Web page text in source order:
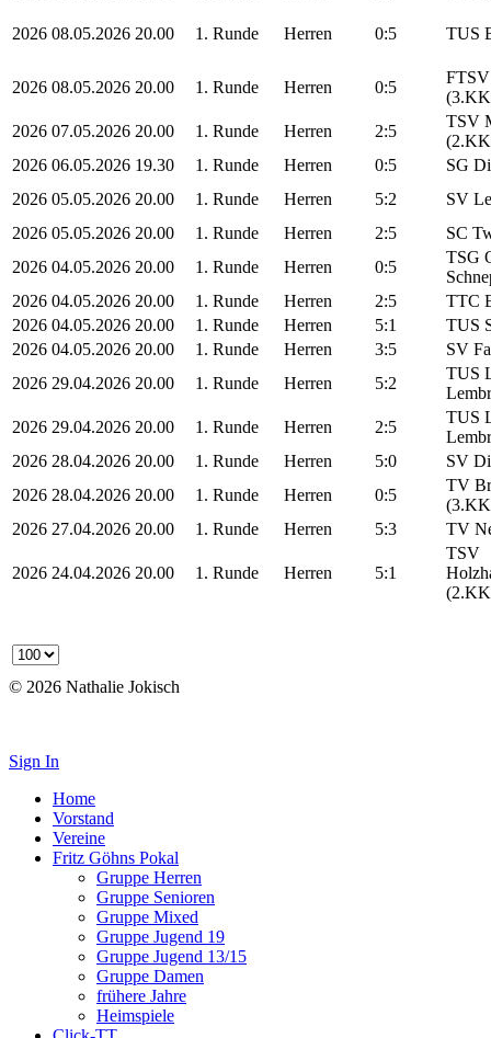
2026 08.05.2026 20.00 1. Runde Herren 0:5 TUS
2026 08.05.2026 20.00 1. Runde Herren 0:5
2026 07.05.2026 20.00 1. Runde Herren 2:5
TSV
2026 06.05.2026 19.30 1. Runde Herren 0:5
SG
2026 05.05.2026 20.00 1. Runde Herren 5:2
SV
2026 05.05.2026 20.00 1. Runde Herren 2:5
SC
2026 04.05.2026 20.00 1. Runde Herren 0:5
TSG
2026 04.05.2026 20.00 1. Runde Herren 2:5
TTC
2026 04.05.2026 20.00 1. Runde Herren 5:1
TUS
2026 04.05.2026 20.00 1. Runde Herren 3:5
SV
2026 29.04.2026 20.00 1. Runde Herren 5:2
TUS
2026 29.04.2026 20.00 1. Runde Herren 2:5
TUS
2026 28.04.2026 20.00 1. Runde Herren 5:0
SV
2026 28.04.2026 20.00 1. Runde Herren 0:5
TV
2026 27.04.2026 20.00 1. Runde Herren 5:3 TV
2026 24.04.2026 20.00 1. Runde Herren 5:1
TSV
© 2026 Nathalie Jokisch
Sign In
Home
Vorstand
Vereine
Fritz Göhns Pokal
Gruppe Herren
Gruppe Senioren
Gruppe Mixed
Gruppe Jugend 19
Gruppe Jugend 13/15
Gruppe Damen
frühere Jahre
Heimspiele